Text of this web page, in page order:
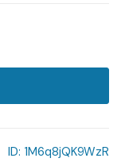
ID: 1M6q8jQK9WzR